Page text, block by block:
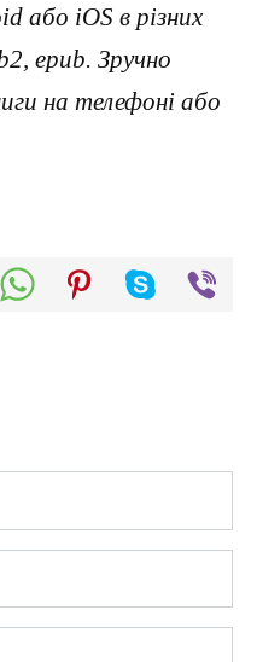
або iOS в різних
epub. Зручно
на телефоні або